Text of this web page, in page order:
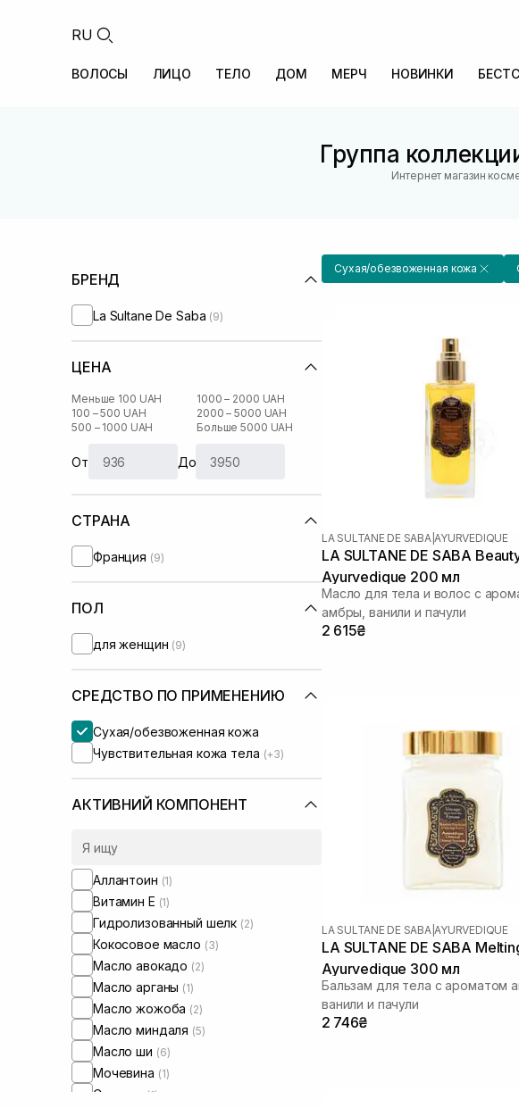
RU
ВОЛОСЫ ЛИЦО ТЕЛО ДОМ МЕРЧ НОВИНКИ
Группа
Интернет магазин
БРЕНД
La Sultane De Saba (9)
ЦЕНА
Меньше 100 UAH
100 – 500 UAH
500 – 1000 UAH
1000 – 2000 UAH
2000 – 5000 UAH
Больше 5000 UAH
От До
СТРАНА
Франция (9)
ПОЛ
для женщин (9)
СРЕДСТВО ПО ПРИМЕНЕНИЮ
Сухая/обезвоженная кожа
Чувствительная кожа тела (+3)
АКТИВНИЙ КОМПОНЕНТ
Аллантоин (1)
Витамин Е (1)
Гидролизованный шелк (2)
Кокосовое масло (3)
Масло авокадо (2)
Масло арганы (1)
Масло жожоба (2)
Масло миндаля (5)
Масло ши (6)
Мочевина (1)
Сквалан (1)
Сухая/обезвоженная кожа
LA SULTANE DE SABA AYURVEDIQUE
LA SULTANE DE SABA
Ayurvedique 200 мл
Масло для тела и волос с
амбры, ванили и пачули
2 615₴
LA SULTANE DE SABA AYURVEDIQUE
LA SULTANE DE SABA
Ayurvedique 300 мл
Бальзам для тела с ароматом
ванили и пачули
2 746₴